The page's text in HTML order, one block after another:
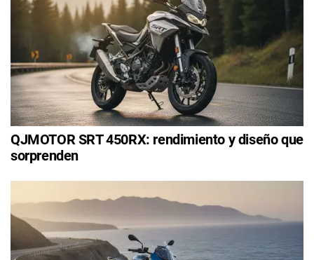
QJMOTOR SRT 450RX: rendimiento y diseño que
sorprenden